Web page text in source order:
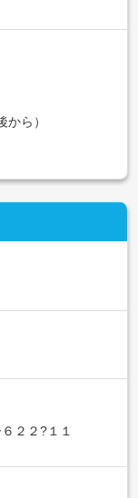
ら）
２２?１１